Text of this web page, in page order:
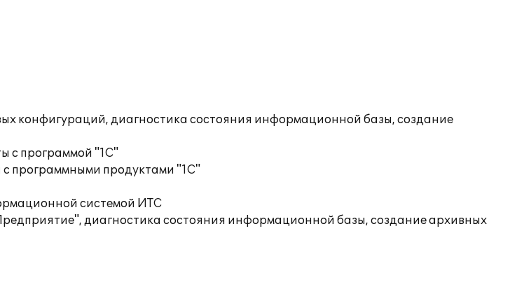
конфигураций, диагностика состояния информационной базы, создание
с программой "1С"
с программными продуктами "1С"
системой ИТС
диагностика состояния информационной базы, создание архивных